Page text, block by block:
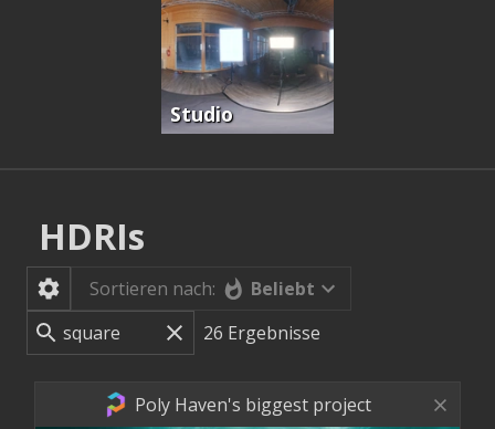
Studio
HDRIs
Sortieren nach:
Beliebt
26 Ergebnisse
Poly Haven's biggest project